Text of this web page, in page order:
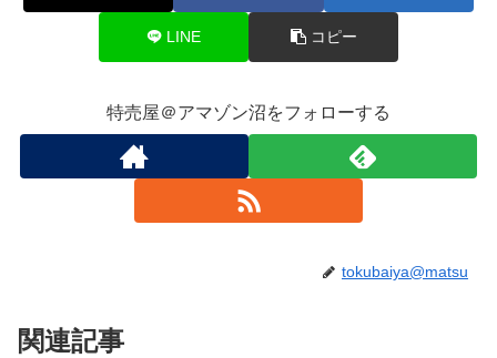
LINE コピー
特売屋＠アマゾン沼をフォローする
tokubaiya@matsu
関連記事